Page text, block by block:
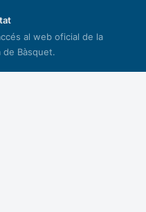
al web oficial de la
de Bàsquet.